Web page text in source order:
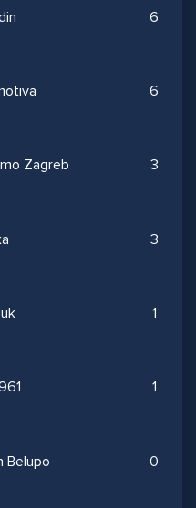
6
6
Zagreb 3
3
1
1
Belupo 0